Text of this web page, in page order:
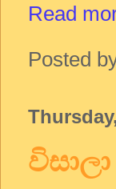
Read
Posted